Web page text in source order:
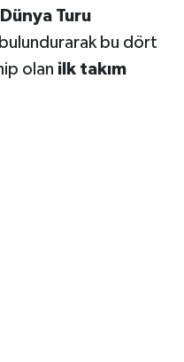
Turu
bu dört
olan ilk takım